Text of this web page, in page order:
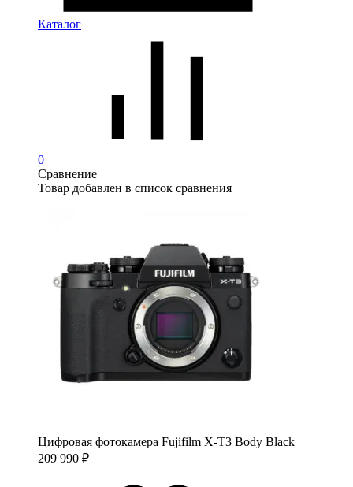
Каталог
0
Сравнение
Товар добавлен в список сравнения
Цифровая фотокамера Fujifilm X-T3 Body Black
209 990 ₽